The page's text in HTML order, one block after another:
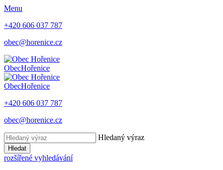
Menu
+420 606 037 787
obec@horenice.cz
ObecHořenice
ObecHořenice
+420 606 037 787
obec@horenice.cz
Hledaný výraz
Hledat
rozšířené vyhledávání